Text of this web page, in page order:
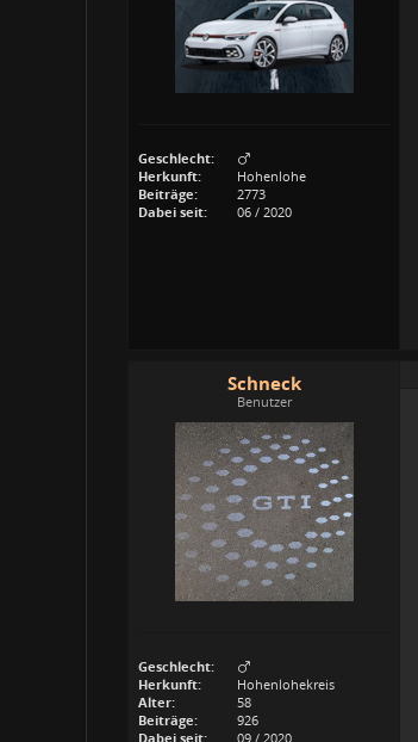
Geschlecht:
Herkunft:
Hohenlohe
Beiträge:
2773
Dabei seit:
06 / 2020
Schneck
Benutzer
Geschlecht:
Herkunft:
Hohenlohekreis
Alter:
58
Beiträge:
926
Dabei seit:
09 / 2020